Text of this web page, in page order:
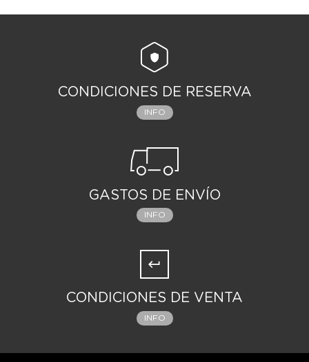
CONDICIONES DE RESERVA
INFO
GASTOS DE ENVÍO
INFO
CONDICIONES DE VENTA
INFO